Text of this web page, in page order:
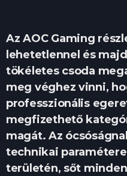
Az AOC Gaming
lehetetlennel és
tökéletes csoda
meg véghez vinni,
professzionális
megfizethető
magát. Az
technikai
területén, sőt